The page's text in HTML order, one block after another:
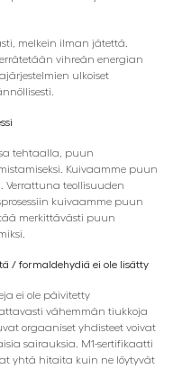
melkein ilman jätettä.
vihreän energian
ulkoiset
tehtaalla, puun
Kuivaamme puun
Verrattuna teollisuuden
kuivaamme puun
merkittävästi puun
/ formaldehydiä ei ole lisätty
ei ole päivitetty
vähemmän tiukkoja
orgaaniset yhdisteet voivat
​​sairauksia. M1-sertifikaatti
yhtä hitaita kuin ne löytyvät